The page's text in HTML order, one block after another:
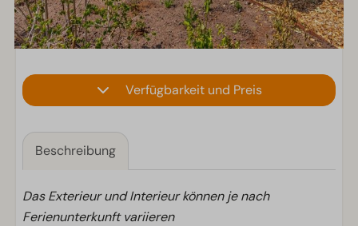
Verfügbarkeit und Preis
Beschreibung
Das Exterieur und Interieur können je nach
Ferienunterkunft variieren